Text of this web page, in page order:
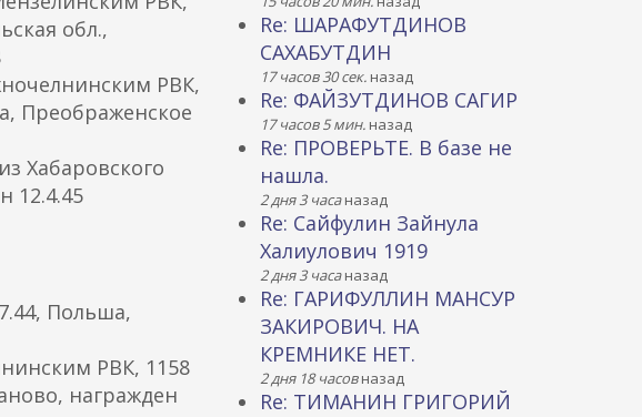
обл.,
РВК,
Преображенское
Хабаровского
12.4.45
Польша,
РВК, 1158
награжден
Re: ШАРАФУТДИНОВ
САХАБУТДИН
17 часов 30 сек.назад
Re: ФАЙЗУТДИНОВ САГИР
17 часов 5 мин.назад
Re: ПРОВЕРЬТЕ. В базе не
нашла.
2 дня 3 часаназад
Re: Сайфулин Зайнула
Халиулович 1919
2 дня 3 часаназад
Re: ГАРИФУЛЛИН МАНСУР
ЗАКИРОВИЧ. НА
КРЕМНИКЕ НЕТ.
2 дня 18 часовназад
Re: ТИМАНИН ГРИГОРИЙ